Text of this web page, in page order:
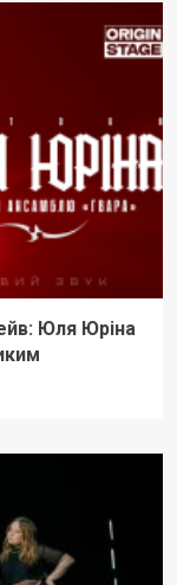
Юля Юріна